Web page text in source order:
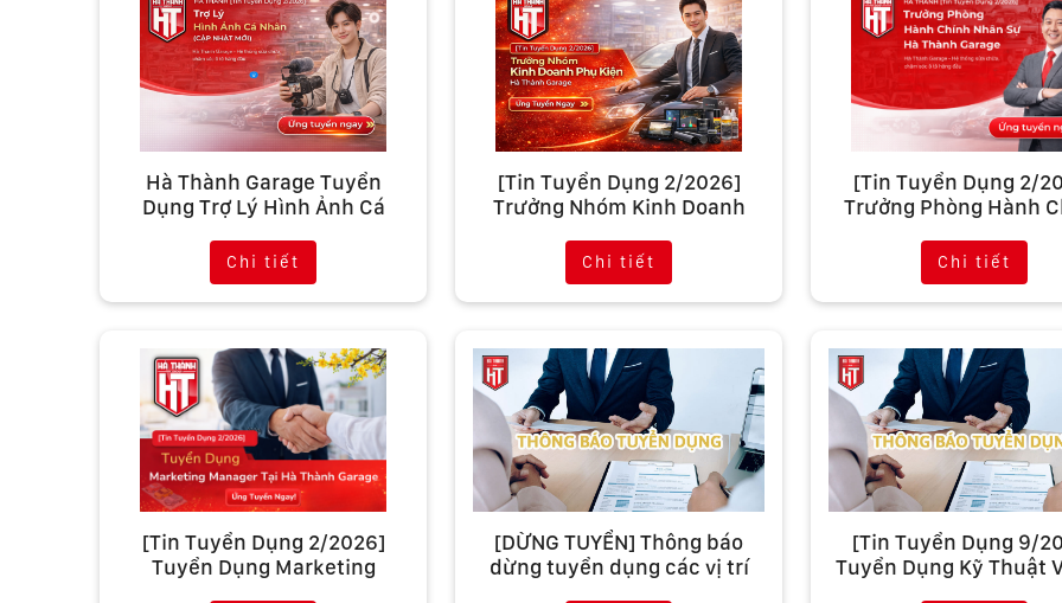
Hà Thành Garage Tuyển
Dụng Trợ Lý Hình Ảnh Cá
Chi tiết
[Tin Tuyển Dụng 2/2026]
Trưởng Nhóm Kinh Doanh
Chi tiết
[Tin Tuyển Dụng 2/
Trưởng Phòng Hành
Chi tiết
[Tin Tuyển Dụng 2/2026]
Tuyển Dụng Marketing
[DỪNG TUYỂN] Thông báo
dừng tuyển dụng các vị trí
[Tin Tuyển Dụng 9/
Tuyển Dụng Kỹ Thuật